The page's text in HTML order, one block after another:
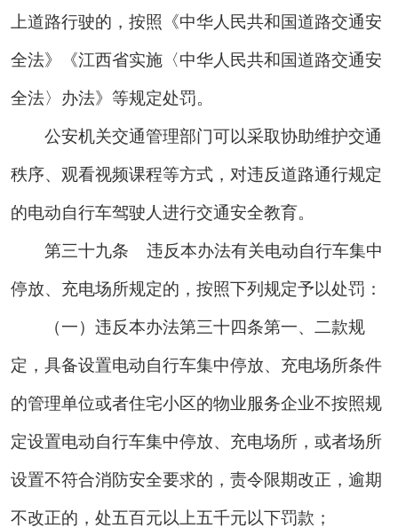
上道路行驶的，按照《中华人民共和国道路交通安
全法》《江西省实施〈中华人民共和国道路交通安
全法〉办法》等规定处罚。
公安机关交通管理部门可以采取协助维护交通
秩序、观看视频课程等方式，对违反道路通行规定
的电动自行车驾驶人进行交通安全教育。
第三十九条 违反本办法有关电动自行车集中
停放、充电场所规定的，按照下列规定予以处罚：
（一）违反本办法第三十四条第一、二款规
定，具备设置电动自行车集中停放、充电场所条件
的管理单位或者住宅小区的物业服务企业不按照规
定设置电动自行车集中停放、充电场所，或者场所
设置不符合消防安全要求的，责令限期改正，逾期
不改正的，处五百元以上五千元以下罚款；